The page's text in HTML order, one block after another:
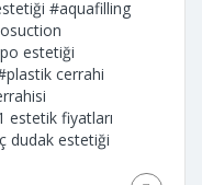
#aquafilling
estetiği
cerrahi
estetik fiyatları
dudak estetiği